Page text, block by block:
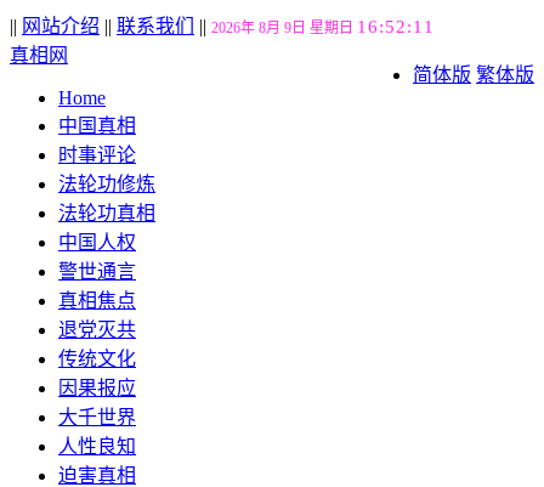
|| 网站介绍 || 联系我们 || 2026年 8月 9日 星期日 16:52:12
简体版 繁体版
真相网
Home
中国真相
时事评论
法轮功修炼
法轮功真相
中国人权
警世通言
真相焦点
退党灭共
传统文化
因果报应
大千世界
人性良知
迫害真相